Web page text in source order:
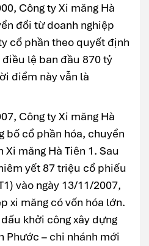
Công ty Xi măng Hà
đổi từ doanh nghiệp
cổ phần theo quyết định
lệ ban đầu 870 tỷ
điểm này vẫn là
Công ty Xi măng Hà
bố cổ phần hóa, chuyển
măng Hà Tiên 1. Sau
yết 87 triệu cổ phiếu
vào ngày 13/11/2007,
xi măng có vốn hóa lớn.
khởi công xây dựng
Phước – chi nhánh mới